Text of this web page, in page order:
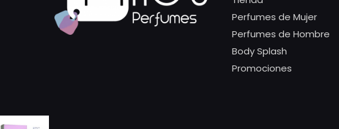
Perfumes de Mujer
Perfumes de Hombre
Body Splash
Promociones